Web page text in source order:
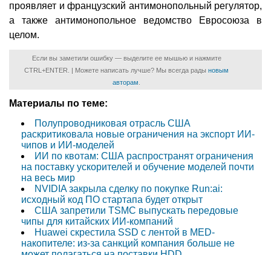
проявляет и французский антимонопольный регулятор,
а также антимонопольное ведомство Евросоюза в
целом.
Если вы заметили ошибку — выделите ее мышью и нажмите
CTRL+ENTER. | Можете написать лучше? Мы всегда рады новым
авторам
Материалы по теме:
Полупроводниковая отрасль США
раскритиковала новые ограничения на экспорт ИИ-
чипов и ИИ-моделей
ИИ по квотам: США распространят ограничения
на поставку ускорителей и обучение моделей почти
на весь мир
NVIDIA закрыла сделку по покупке Run:ai:
исходный код ПО стартапа будет открыт
США запретили TSMC выпускать передовые
чипы для китайских ИИ-компаний
Huawei скрестила SSD с лентой в MED-
накопителе: из-за санкций компания больше не